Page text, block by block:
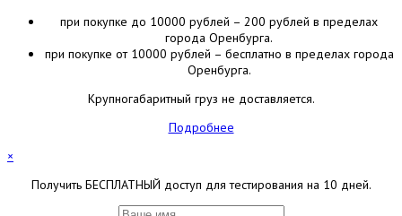
при покупке до 10000 рублей – 200 рублей в пределах
города Оренбурга.
при покупке от 10000 рублей – бесплатно в пределах города
Оренбурга.
Крупногабаритный груз не доставляется.
Подробнее
×
Получить БЕСПЛАТНЫЙ доступ для тестирования на 10 дней.